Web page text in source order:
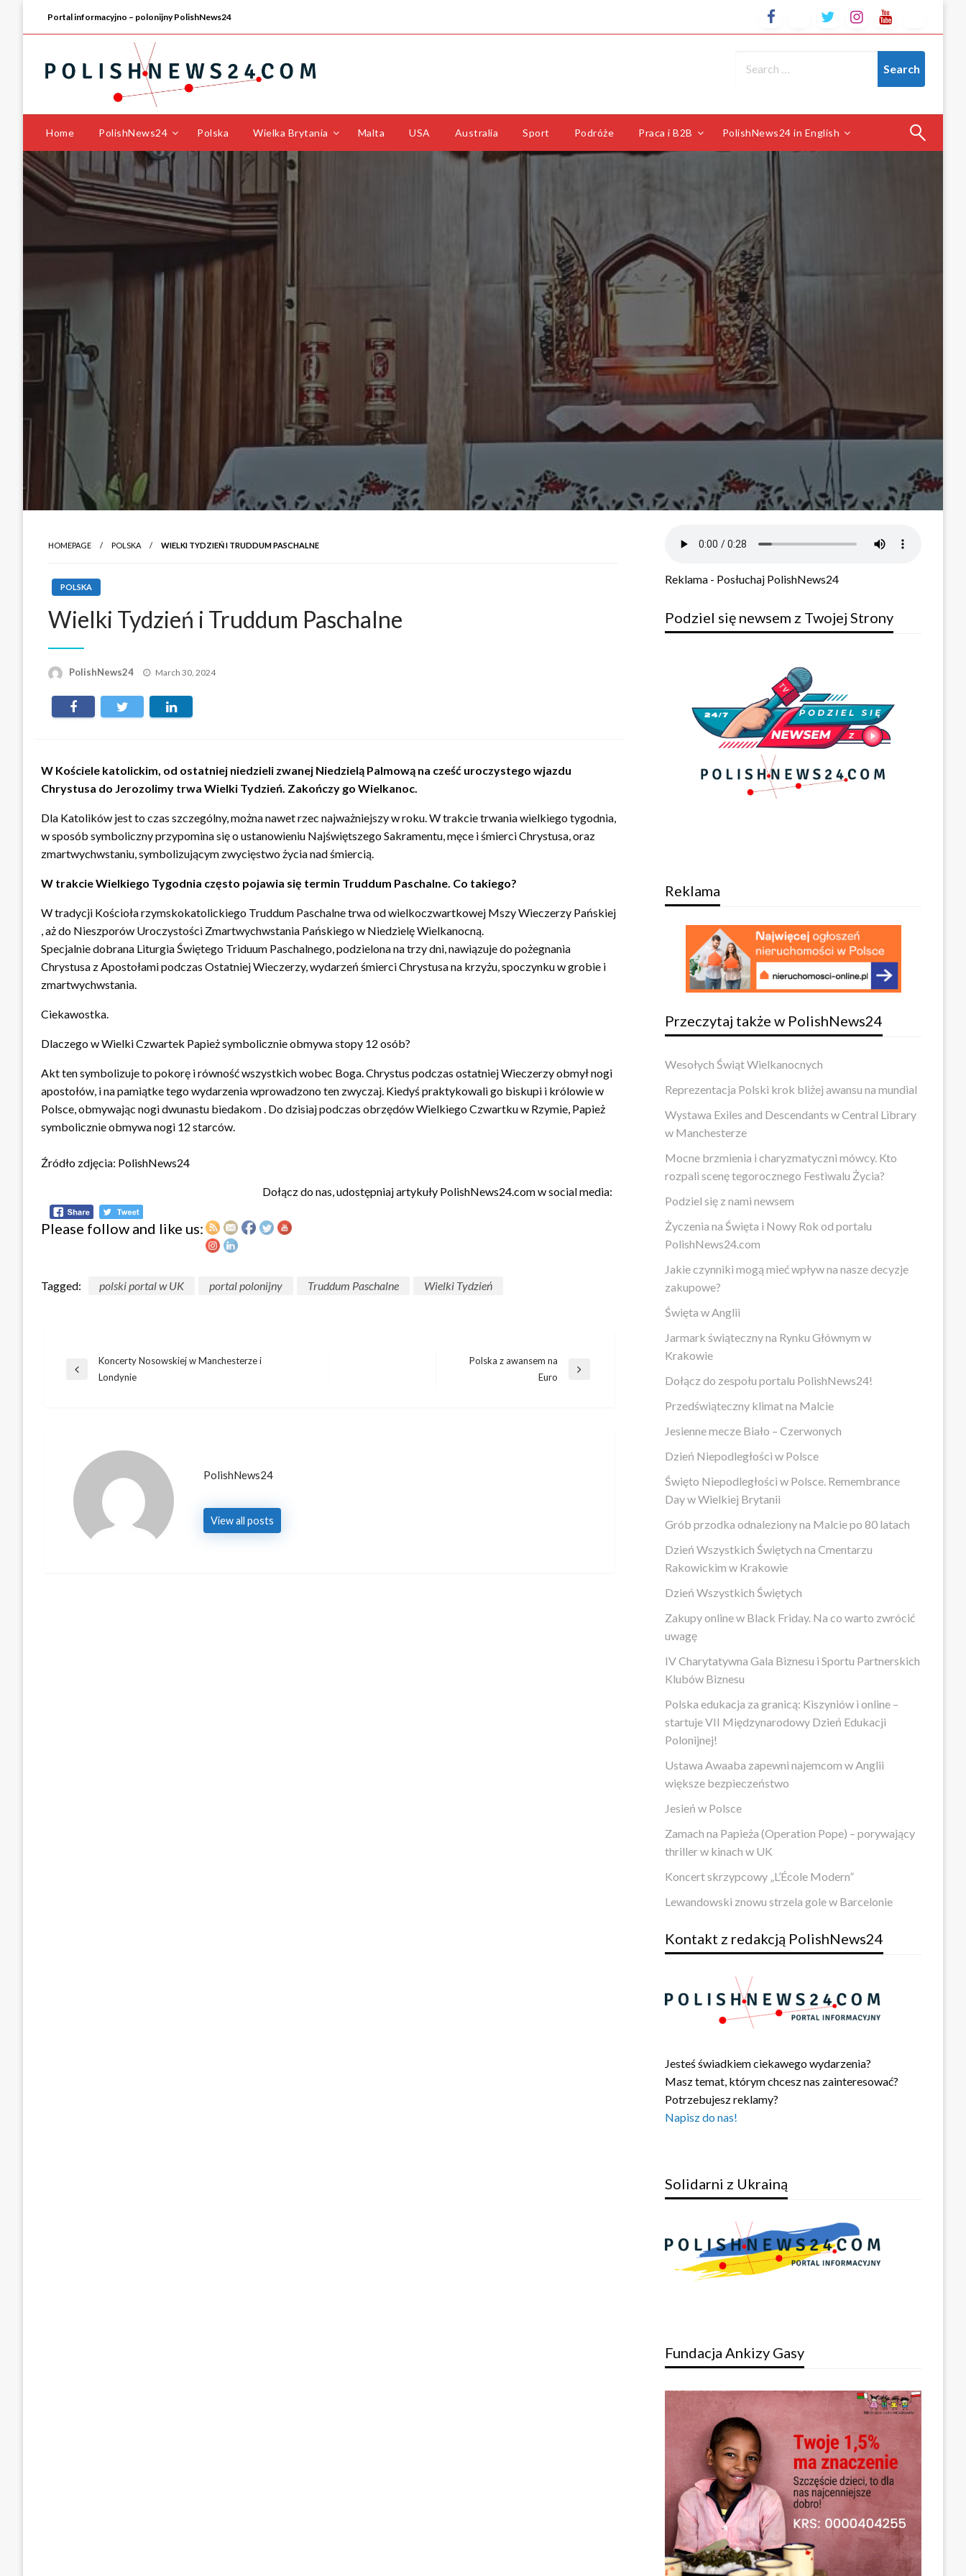
Portal informacyjno – polonijny PolishNews24
Home PolishNews24 Polska Wielka Brytania Malta USA Australia Sport Podróże Praca i B2B PolishNews24 in English
Reklama - Posłuchaj PolishNews24
Podziel się newsem z Twojej Strony
Reklama
Przeczytaj także w PolishNews24
Wesołych Świąt Wielkanocnych
Reprezentacja Polski krok bliżej awansu na mundial
Wystawa Exiles and Descendants w Central Library
w Manchesterze
Mocne brzmienia i charyzmatyczni mówcy. Kto
rozpali scenę tegorocznego Festiwalu Życia?
Podziel się z nami newsem
Życzenia na Święta i Nowy Rok od portalu
PolishNews24.com
Jakie czynniki mogą mieć wpływ na nasze decyzje
zakupowe?
Święta w Anglii
Jarmark świąteczny na Rynku Głównym w
Krakowie
Dołącz do zespołu portalu PolishNews24!
Przedświąteczny klimat na Malcie
Jesienne mecze Biało – Czerwonych
Dzień Niepodległości w Polsce
Święto Niepodległości w Polsce. Remembrance
Day w Wielkiej Brytanii
Grób przodka odnaleziony na Malcie po 80 latach
Dzień Wszystkich Świętych na Cmentarzu
Rakowickim w Krakowie
Dzień Wszystkich Świętych
Zakupy online w Black Friday. Na co warto zwrócić
uwagę
IV Charytatywna Gala Biznesu i Sportu Partnerskich
Klubów Biznesu
Polska edukacja za granicą: Kiszyniów i online –
startuje VII Międzynarodowy Dzień Edukacji
Polonijnej!
Ustawa Awaaba zapewni najemcom w Anglii
większe bezpieczeństwo
Jesień w Polsce
Zamach na Papieża (Operation Pope) – porywający
thriller w kinach w UK
Koncert skrzypcowy „L’École Modern”
Lewandowski znowu strzela gole w Barcelonie
Kontakt z redakcją PolishNews24
Jesteś świadkiem ciekawego wydarzenia?
Masz temat, którym chcesz nas zainteresować?
Potrzebujesz reklamy?
Napisz do nas!
Solidarni z Ukrainą
Fundacja Ankizy Gasy
HOMEPAGE POLSKA WIELKI TYDZIEŃ I TRUDDUM PASCHALNE
POLSKA
Wielki Tydzień i Truddum Paschalne
PolishNews24
Posted
March 30, 2024
W Kościele katolickim, od ostatniej niedzieli zwanej Niedzielą Palmową na cześć uroczystego wjazdu
Chrystusa do Jerozolimy trwa Wielki Tydzień. Zakończy go Wielkanoc.
Dla Katolików jest to czas szczególny, można nawet rzec najważniejszy w roku. W trakcie trwania wielkiego tygodnia,
w sposób symboliczny przypomina się o ustanowieniu Najświętszego Sakramentu, męce i śmierci Chrystusa, oraz
zmartwychwstaniu, symbolizującym zwycięstwo życia nad śmiercią.
W trakcie Wielkiego Tygodnia często pojawia się termin Truddum Paschalne. Co takiego?
W tradycji Kościoła rzymskokatolickiego Truddum Paschalne trwa od wielkoczwartkowej Mszy Wieczerzy Pańskiej
, aż do Nieszporów Uroczystości Zmartwychwstania Pańskiego w Niedzielę Wielkanocną.
Specjalnie dobrana Liturgia Świętego Triduum Paschalnego, podzielona na trzy dni, nawiązuje do pożegnania
Chrystusa z Apostołami podczas Ostatniej Wieczerzy, wydarzeń śmierci Chrystusa na krzyżu, spoczynku w grobie i
zmartwychwstania.
Ciekawostka.
Dlaczego w Wielki Czwartek Papież symbolicznie obmywa stopy 12 osób?
Akt ten symbolizuje to pokorę i równość wszystkich wobec Boga. Chrystus podczas ostatniej Wieczerzy obmył nogi
apostołów, i na pamiątke tego wydarzenia wprowadzono ten zwyczaj. Kiedyś praktykowali go biskupi i królowie w
Polsce, obmywając nogi dwunastu biedakom . Do dzisiaj podczas obrzędów Wielkiego Czwartku w Rzymie, Papież
symbolicznie obmywa nogi 12 starców.
Źródło zdjęcia: PolishNews24
Dołącz do nas, udostępniaj artykuły PolishNews24.com w social media:
Please follow and like us:
Tagged: polski portal w UK portal polonijny Truddum Paschalne Wielki Tydzień
Post
Previous
Koncerty Nosowskiej w Manchesterze i
Londynie
Polska z awansem na
Euro
PolishNews24
View all posts